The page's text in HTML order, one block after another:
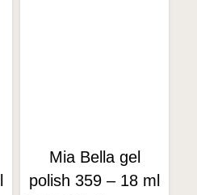
Mia Bella gel
polish 359 – 18 ml